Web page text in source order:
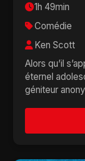
1h 49min
Comédie
Ken Scott
Alors qu’il
éternel
géniteur